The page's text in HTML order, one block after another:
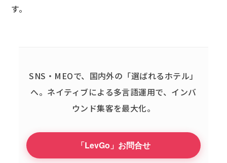
す。
SNS・MEOで、国内外の「選ばれるホテル」
へ。 ネイティブによる多言語運用で、インバ
ウンド集客を最大化。
「LevGo」お問合せ